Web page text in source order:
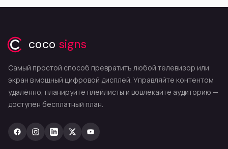
coco signs
Самый простой способ превратить любой телевизор или
экран в мощный цифровой дисплей. Управляйте контентом
удалённо, планируйте плейлисты и вовлекайте аудиторию —
доступен бесплатный план.